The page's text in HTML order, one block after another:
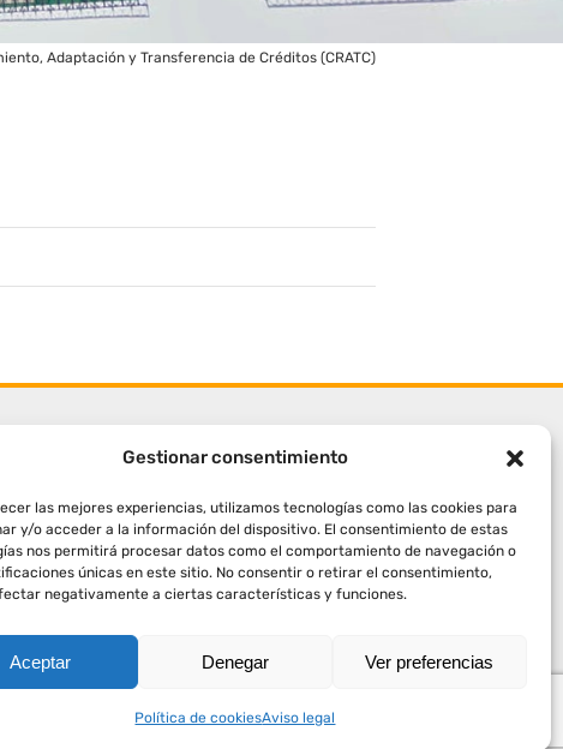
Gestionar consentimiento
las mejores experiencias, utilizamos tecnologías como las cookies para
y/o acceder a la información del dispositivo. El consentimiento de estas
nos permitirá procesar datos como el comportamiento de navegación o
únicas en este sitio. No consentir o retirar el consentimiento,
negativamente a ciertas características y funciones.
Aceptar Denegar Ver preferencias
Política de cookiesAviso legal
Adaptación y Transferencia de Créditos (CRATC)